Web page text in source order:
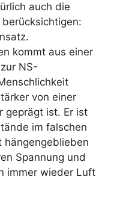
auch die
kommt aus einer
NS-
von einer
geprägt ist. Er ist
im falschen
hängengeblieben
Spannung und
immer wieder Luft